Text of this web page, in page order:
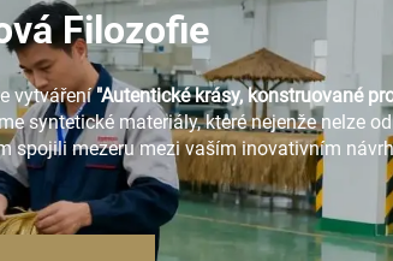
Filozofie
vytváření"Autentické krásy, konstruované
syntetické materiály, které nejenže nelze
mezeru mezi vaším inovativním